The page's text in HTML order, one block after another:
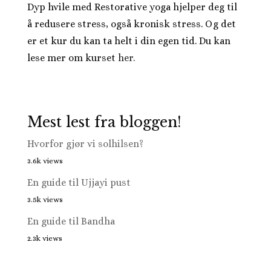
Dyp hvile med Restorative yoga hjelper deg til
å redusere stress, også kronisk stress. Og det
er et kur du kan ta helt i din egen tid. Du kan
lese mer om kurset her.
Mest lest fra bloggen!
Hvorfor gjør vi solhilsen?
3.6k views
En guide til Ujjayi pust
3.5k views
En guide til Bandha
2.3k views